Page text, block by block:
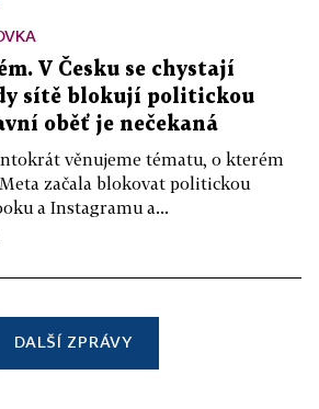
V Česku se chystají
sítě blokují politickou
oběť je nečekaná
věnujeme tématu, o kterém
začala blokovat politickou
a Instagramu a...
DALŠÍ ZPRÁVY